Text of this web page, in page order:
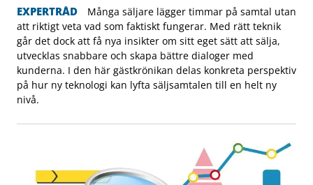
EXPERTRÅD
Många säljare lägger timmar på samtal utan
att riktigt veta vad som faktiskt fungerar. Med rätt teknik
går det dock att få nya insikter om sitt eget sätt att sälja,
utvecklas snabbare och skapa bättre dialoger med
kunderna. I den här gästkrönikan delas konkreta perspektiv
på hur ny teknologi kan lyfta säljsamtalen till en helt ny
nivå.